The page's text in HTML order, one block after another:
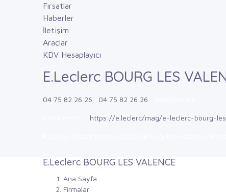
Fırsatlar
Haberler
İletişim
Araçlar
KDV Hesaplayıcı
E.Leclerc BOURG LES
04 75 82 26 26 04 75 82 26 26
https://e.leclerc/mag/e-leclerc-bourg-
E.Leclerc BOURG LES VALENCE
Ana Sayfa
Firmalar